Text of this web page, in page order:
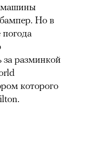
машины
Но в
за разминкой
которого
.